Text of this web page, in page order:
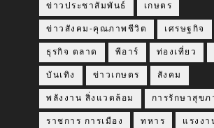
ข่าวประชาสัมพันธ์ เกษตร
ข่าวสังคม-คุณภาพชีวิต เศรษฐกิจ
ธุรกิจ ตลาด พีอาร์ ท่องเที่ยว
บันเทิง ข่าวเกษตร สังคม
พลังงาน สิ่งแวดล้อม การรักษาสุขภ
ราชการ การเมือง ทหาร แรงงา